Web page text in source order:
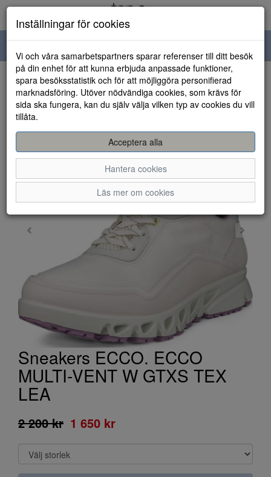
navigation
HEM
Sneakers ECCO. ECCO
MULTI-VENT W GTXS TEX
LEA
2 200 kr 1 650 kr
Inställningar för cookies
Vi och våra samarbetspartners sparar referenser till ditt besök
på din enhet för att kunna erbjuda anpassade funktioner,
spara besöksstatistik och för att möjliggöra personifierad
marknadsföring. Utöver nödvändiga cookies, som krävs för
sida ska fungera, kan du själv välja vilken typ av cookies du vill
tillåta.
Acceptera alla
Hantera cookies
Läs mer om cookies